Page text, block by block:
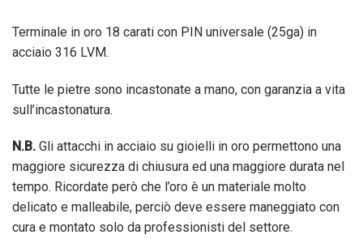
Terminale in oro 18 carati con PIN universale (25ga) in
acciaio 316 LVM.
Tutte le pietre sono incastonate a mano, con garanzia a vita
sull’incastonatura.
N.B. Gli attacchi in acciaio su gioielli in oro permettono una
maggiore sicurezza di chiusura ed una maggiore durata nel
tempo. Ricordate però che l’oro è un materiale molto
delicato e malleabile, perciò deve essere maneggiato con
cura e montato solo da professionisti del settore.